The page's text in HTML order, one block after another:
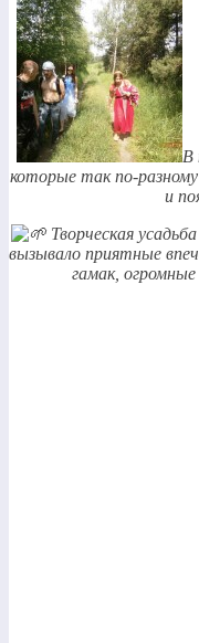
В
которые так по-разному
и
Творческая
вызывало приятные
гамак,